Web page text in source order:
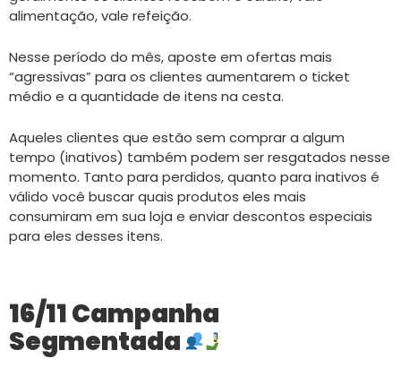
alimentação, vale refeição.
Nesse período do mês, aposte em ofertas mais
“agressivas” para os clientes aumentarem o ticket
médio e a quantidade de itens na cesta.
Aqueles clientes que estão sem comprar a algum
tempo (inativos) também podem ser resgatados nesse
momento. Tanto para perdidos, quanto para inativos é
válido você buscar quais produtos eles mais
consumiram em sua loja e enviar descontos especiais
para eles desses itens.
16/11 Campanha
Segmentada